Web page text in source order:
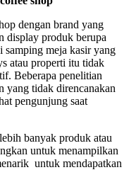
dengan brand yang
display produk berupa
samping meja kasir yang
atau properti itu tidak
Beberapa penelitian
yang tidak direncanakan
pengunjung saat
banyak produk atau
untuk menampilkan
untuk mendapatkan